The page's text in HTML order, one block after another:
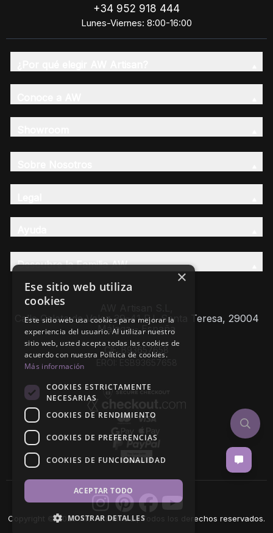
+34 952 918 444
Lunes-Viernes: 8:00-16:00
Descubre la Familia AW
Calle Caleta de Velez 39-41 P.I. Santa Teresa, 29004
Málaga - España
CIF: B93657658
Copyright © 2026 AW Artisan S.L., Todos los derechos reservados.
×
Ese sitio web utiliza
cookies
Este sitio web usa cookies para mejorar la
experiencia del usuario. Al utilizar nuestro
sitio web, usted acepta todas las cookies de
acuerdo con nuestra Política de cookies.
Más información
COOKIES ESTRICTAMENTE
NECESARIAS
COOKIES DE RENDIMIENTO
COOKIES DE PREFERENCIAS
COOKIES DE FUNCIONALIDAD
ACEPTAR TODO
MOSTRAR DETALLES